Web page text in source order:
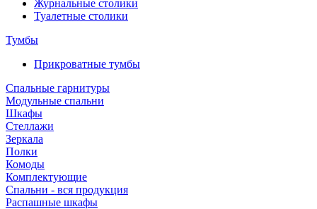
Журнальные столики
Туалетные столики
Тумбы
Прикроватные тумбы
Спальные гарнитуры
Модульные спальни
Шкафы
Стеллажи
Зеркала
Полки
Комоды
Комплектующие
Спальни - вся продукция
Распашные шкафы